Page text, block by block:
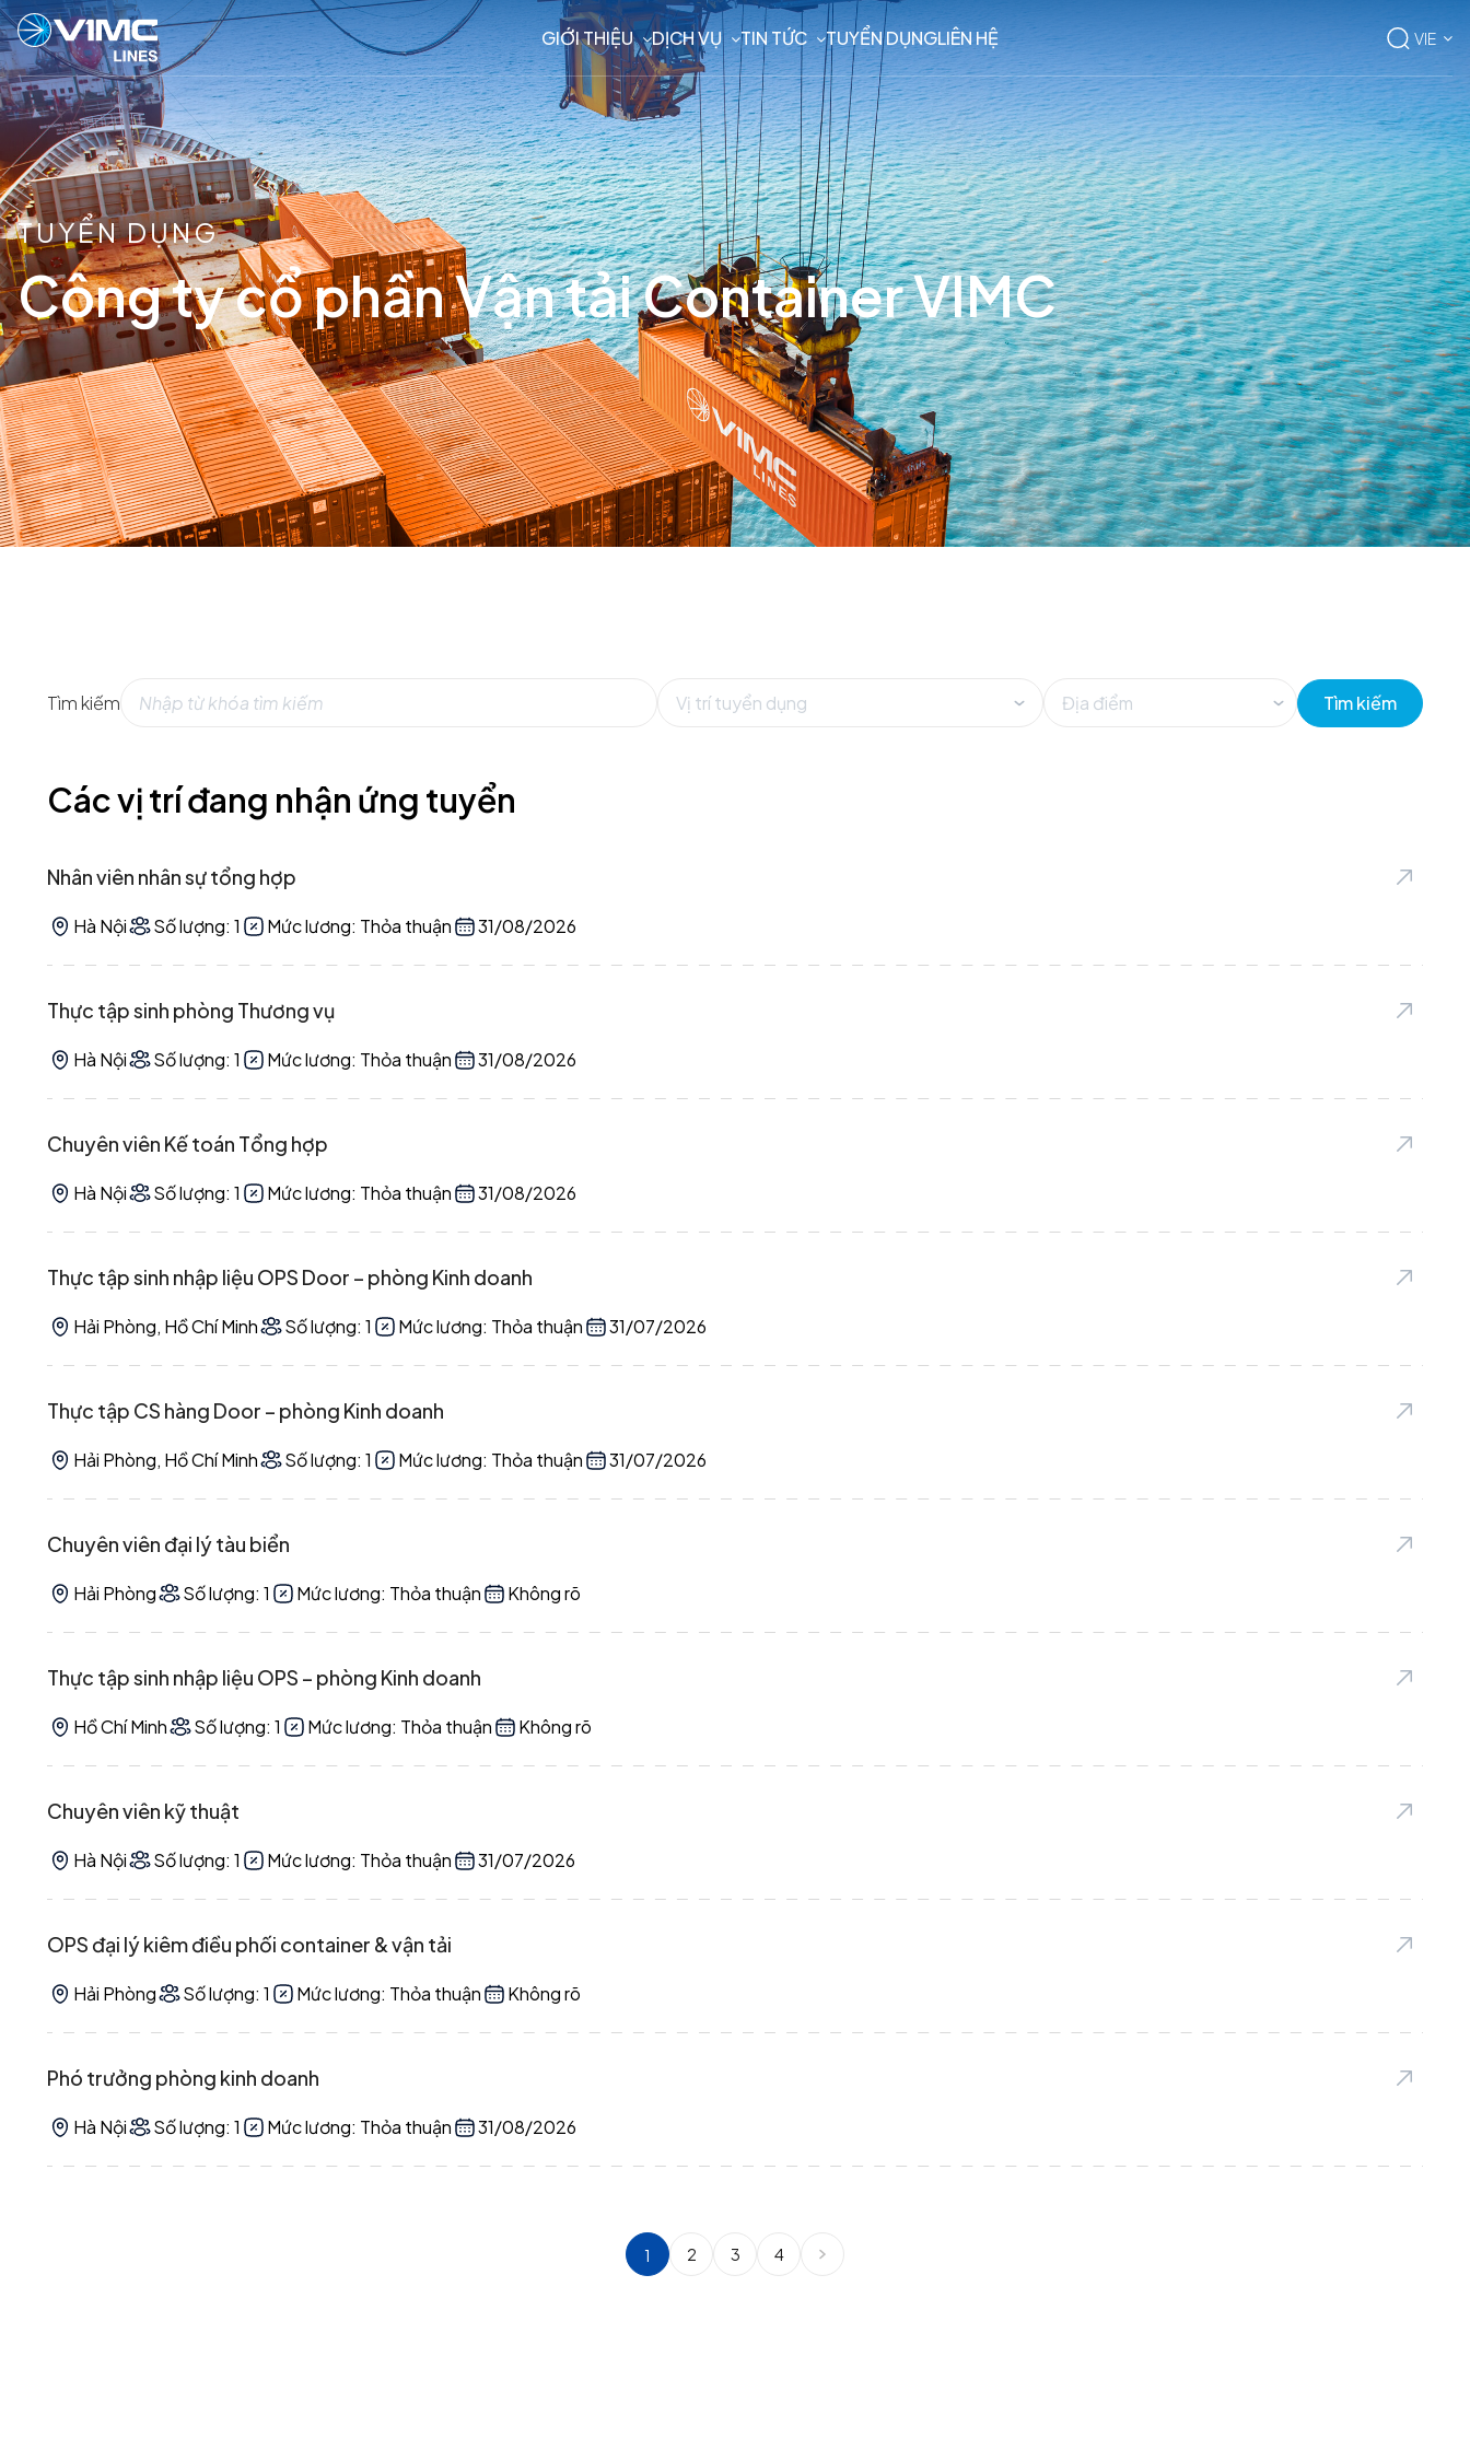
GIỚI THIỆU DỊCH VỤ TIN TỨC TUYỂN DỤNGLIÊN HỆ VIE
TUYỂN DỤNG
Công ty cổ phần Vận tải Container VIMC
Tìm kiếm Tìm kiếm
Các vị trí đang nhận ứng tuyển
Nhân viên nhân sự tổng hợp
Hà Nội Mức lương: Thỏa thuận
Số lượng: 1 31/08/2026
Thực tập sinh phòng Thương vụ
Hà Nội Mức lương: Thỏa thuận
Số lượng: 1 31/08/2026
Chuyên viên Kế toán Tổng hợp
Hà Nội Mức lương: Thỏa thuận
Số lượng: 1 31/08/2026
Thực tập sinh nhập liệu OPS Door – phòng Kinh doanh
Hải Phòng, Hồ Chí Minh Mức lương: Thỏa thuận
Số lượng: 1 31/07/2026
Thực tập CS hàng Door – phòng Kinh doanh
Hải Phòng, Hồ Chí Minh Mức lương: Thỏa thuận
Số lượng: 1 31/07/2026
Chuyên viên đại lý tàu biển
Hải Phòng Mức lương: Thỏa thuận
Số lượng: 1 Không rõ
Thực tập sinh nhập liệu OPS – phòng Kinh doanh
Hồ Chí Minh Mức lương: Thỏa thuận
Số lượng: 1 Không rõ
Chuyên viên kỹ thuật
Hà Nội Mức lương: Thỏa thuận
Số lượng: 1 31/07/2026
OPS đại lý kiêm điều phối container & vận tải
Hải Phòng Mức lương: Thỏa thuận
Số lượng: 1 Không rõ
Phó trưởng phòng kinh doanh
Hà Nội Mức lương: Thỏa thuận
Số lượng: 1 31/08/2026
1 2 3 4